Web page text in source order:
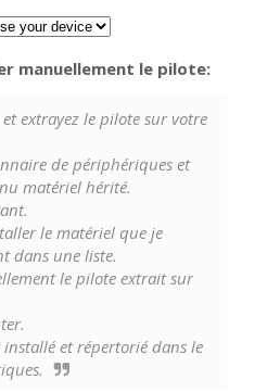
manuellement le pilote:
extrayez le pilote sur votre
de périphériques et
matériel hérité.
le matériel que je
dans une liste.
le pilote extrait sur
et répertorié dans le